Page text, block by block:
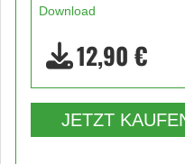
Download
12,90 €
JETZT